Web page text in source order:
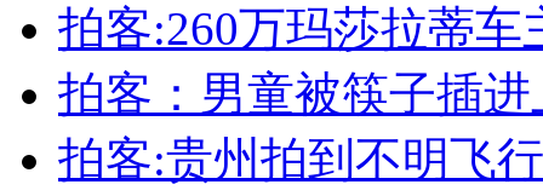
走！跟着总书记去植树
拍客:260万玛莎拉蒂
拍客：男童被筷子插
拍客:贵州拍到不明飞